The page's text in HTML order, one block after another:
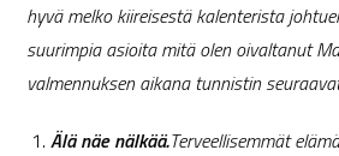
hyvä melko kiireisestä kalenterista
suurimpia asioita mitä olen oivaltanut
valmennuksen aikana tunnistin
Älä näe nälkää.Terveellisemmät